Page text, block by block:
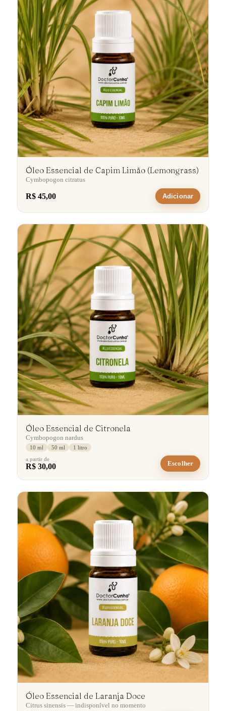
Óleo Essencial de Capim Limão (Lemongrass)
Cymbopogon citratus
R$ 45,00 Adicionar
Óleo Essencial de Citronela
Cymbopogon nardus
10 ml 50 ml
1 litro
a partir de
R$ 30,00 Escolher
Óleo Essencial de Laranja Doce
Citrus sinensis — indisponível no momento